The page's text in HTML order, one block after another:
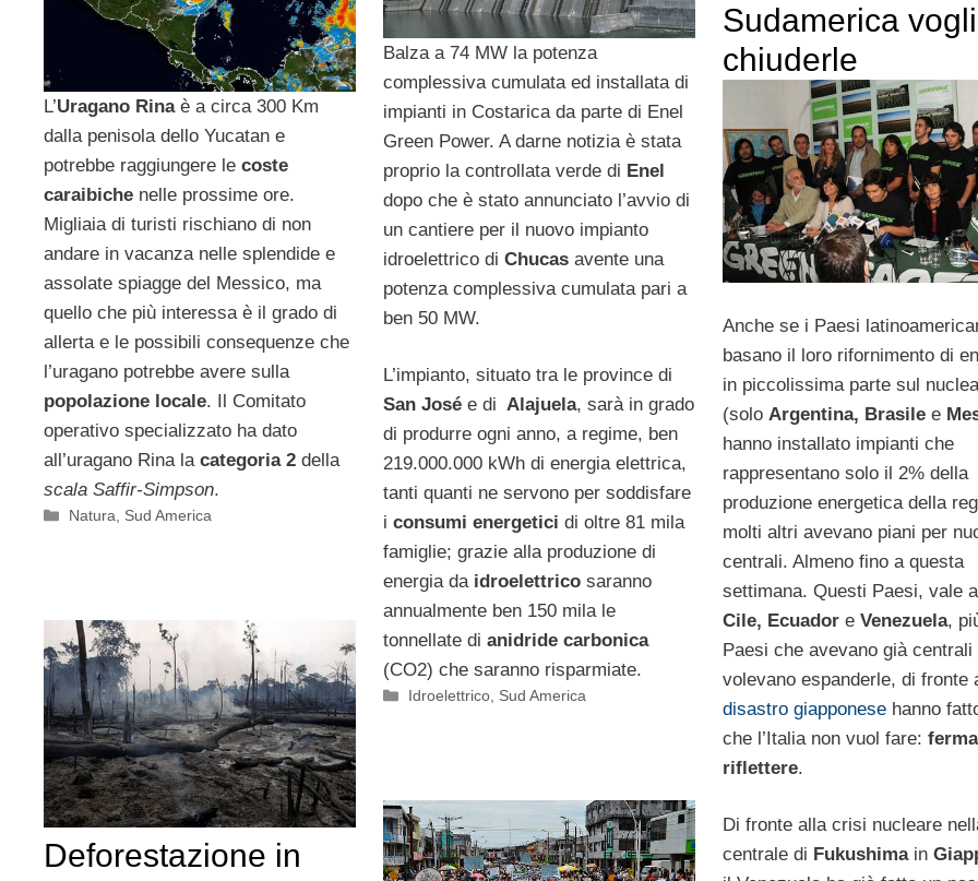
L’Uragano Rinaè a circa 300 Km
dalla penisola dello Yucatan e
potrebbe raggiungere le coste
caraibiche nelle prossime ore.
Migliaia di turisti rischiano di non
andare in vacanza nelle splendide e
assolate spiagge del Messico, ma
quello che più interessa è il grado di
allerta e le possibili consequenze che
l’uragano potrebbe avere sulla
popolazione locale. Il Comitato
operativo specializzato ha dato
all’uragano Rina la categoria 2 della
scala Saffir-Simpson.
Categorie
Natura, Sud America
Balza a 74 MW la potenza
complessiva cumulata ed installata di
impianti in Costarica da parte di Enel
Green Power. A darne notizia è stata
proprio la controllata verde di Enel
dopo che è stato annunciato l’avvio di
un cantiere per il nuovo impianto
idroelettrico di Chucasavente una
potenza complessiva cumulata pari a
ben 50 MW.
L’impianto, situato tra le province di
San Josée di Alajuela, sarà in grado
di produrre ogni anno, a regime, ben
219.000.000 kWh di energia elettrica,
tanti quanti ne servono per soddisfare
i consumi energetici di oltre 81 mila
famiglie; grazie alla produzione di
energia da idroelettricosaranno
annualmente ben 150 mila le
tonnellate di anidride carbonica
(CO2) che saranno risparmiate.
Categorie
Idroelettrico Sud America
Sudamerica
chiuderle
Anche se i Paesi
basano il loro rifornimento di
in piccolissima parte sul
(solo Argentina, Brasilee
hanno installato impianti che
rappresentano solo il 2% della
produzione energetica della
molti altri avevano piani per
centrali. Almeno fino a questa
settimana. Questi Paesi, vale
Cile, Ecuadore Venezuela,
Paesi che avevano già centrali
volevano espanderle, di fronte
disastro giapponesehanno
che l’Italia non vuol fare:
riflettere.
Di fronte alla crisi nucleare
centrale di Fukushima in
Deforestazione in